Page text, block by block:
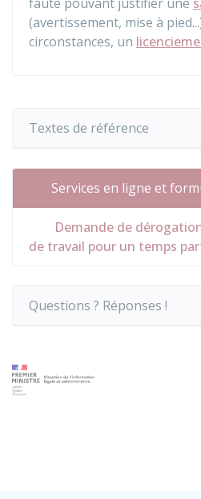
(avertissement, mise à
circonstances, un
Textes de référence
Services en ligne et
Demande de
de travail pour un temps
Questions ? Réponses !